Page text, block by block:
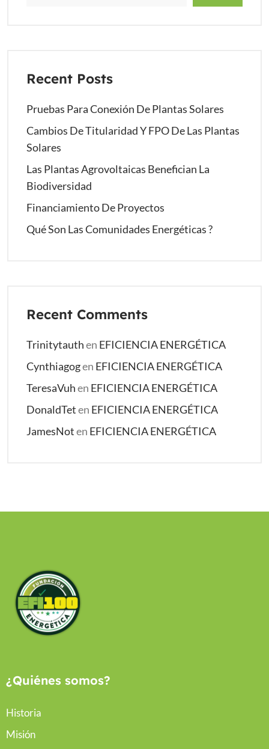
Recent Posts
Pruebas Para Conexión De Plantas Solares
Cambios De Titularidad Y FPO De Las Plantas
Solares
Las Plantas Agrovoltaicas Benefician La
Biodiversidad
Financiamiento De Proyectos
Qué Son Las Comunidades Energéticas ?
Recent Comments
Trinitytauthen EFICIENCIA ENERGÉTICA
Cynthiagogen EFICIENCIA ENERGÉTICA
TeresaVuhen EFICIENCIA ENERGÉTICA
DonaldTeten EFICIENCIA ENERGÉTICA
JamesNoten EFICIENCIA ENERGÉTICA
¿Quiénes somos?
Historia
Misión